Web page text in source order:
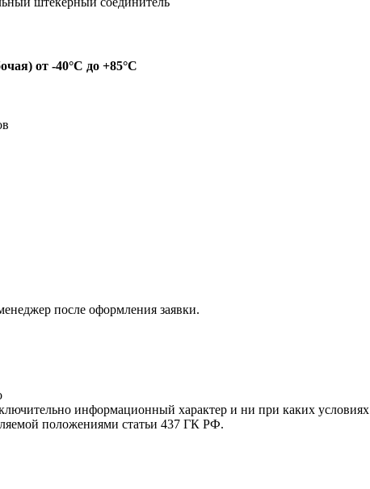
от -40°C до +85°C
после оформления заявки.
информационный характер и ни при каких условиях
положениями статьи 437 ГК РФ.